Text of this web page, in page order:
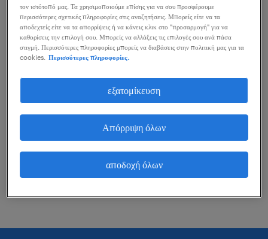
μπορείς να κάνεις για να σε βοηθήσουν.
εξέτασε το ενδεχόμενο να αφαιρέσεις ορισμένα
Αναζήτησες θέσεις εργασίας για μια
συγκεκριμένη περιοχή; Προσπάθησε να
διευρύνεις τη χιλιομετρική εμβέλεια γύρω από
Άλλαξε τον τίτλο θέσης ή τις λέξεις κλειδιά και
τον ιστότοπό μας. Τα χρησιμοποιούμε επίσης για να σου προσφέρουμε
περισσότερες σχετικές πληροφορίες στις αναζητήσεις. Μπορείς είτε να τα
αποδεχτείς είτε να τα απορρίψεις ή να κάνεις κλικ στο "προσαρμογή" για να
καθορίσεις την επιλογή σου. Μπορείς να αλλάξεις τις επιλογές σου ανά πάσα
στιγμή. Περισσότερες πληροφορίες μπορείς να διαβάσεις στην πολιτική μας για τα
cookies.
Περισσότερες πληροφορίες.
εξατομίκευση
Απόρριψη όλων
αποδοχή όλων